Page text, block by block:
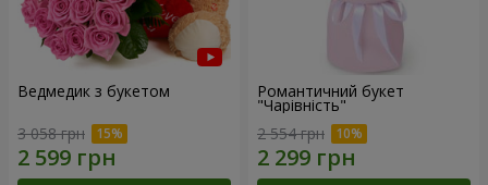
Ведмедик з букетом
3 058 грн
Романтичний букет
"Чарівність"
2 554 грн